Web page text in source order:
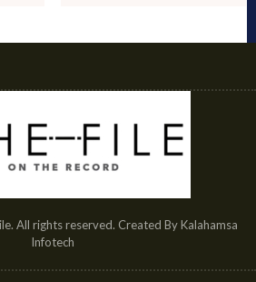
All rights reserved. Created By Kalahamsa
Infotech